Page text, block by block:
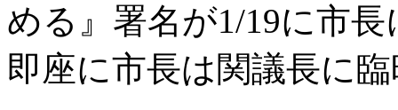
める』署名が1/19に市
即座に市長は関議長に